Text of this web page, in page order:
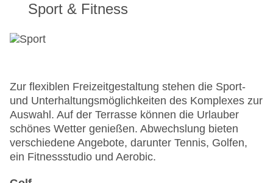
Sport & Fitness
Zur flexiblen Freizeitgestaltung stehen die Sport-
und Unterhaltungsmöglichkeiten des Komplexes zur
Auswahl. Auf der Terrasse können die Urlauber
schönes Wetter genießen. Abwechslung bieten
verschiedene Angebote, darunter Tennis, Golfen,
ein Fitnessstudio und Aerobic.